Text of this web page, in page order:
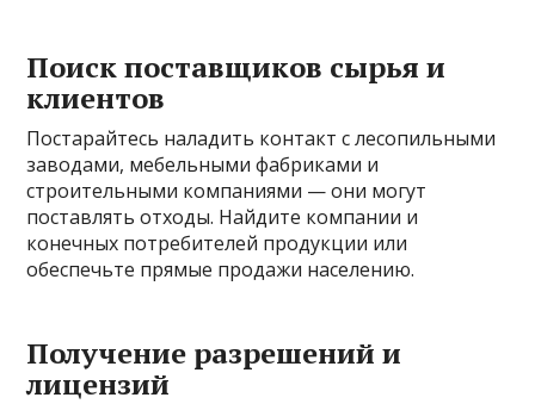
Поиск поставщиков сырья и
клиентов
Постарайтесь наладить контакт с лесопильными
заводами, мебельными фабриками и
строительными компаниями — они могут
поставлять отходы. Найдите компании и
конечных потребителей продукции или
обеспечьте прямые продажи населению.
Получение разрешений и
лицензий